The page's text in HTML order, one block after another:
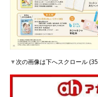
▼次の画像は下へスクロール